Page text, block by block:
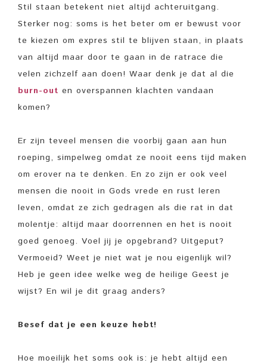
Stil staan betekent niet altijd achteruitgang.
Sterker nog: soms is het beter om er bewust voor
te kiezen om expres stil te blijven staan, in plaats
van altijd maar door te gaan in de ratrace die
velen zichzelf aan doen! Waar denk je dat al die
burn-out en overspannen klachten vandaan
komen?
Er zijn teveel mensen die voorbij gaan aan hun
roeping, simpelweg omdat ze nooit eens tijd maken
om erover na te denken. En zo zijn er ook veel
mensen die nooit in Gods vrede en rust leren
leven, omdat ze zich gedragen als die rat in dat
molentje: altijd maar doorrennen en het is nooit
goed genoeg. Voel jij je opgebrand? Uitgeput?
Vermoeid? Weet je niet wat je nou eigenlijk wil?
Heb je geen idee welke weg de heilige Geest je
wijst? En wil je dit graag anders?
Besef dat je een keuze hebt!
Hoe moeilijk het soms ook is: je hebt altijd een